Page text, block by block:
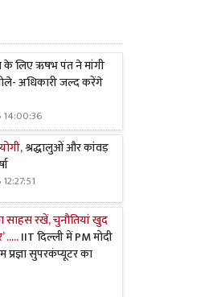
के लिए ऋषभ पंत ने मांगी
अधिकारी जल्द करेंगे
श्रद्धालुओं और कांवड़
साहस रखें, चुनौतियां खुद
.....IIT दिल्ली में PM मोदी
सुपरकंप्यूटर का